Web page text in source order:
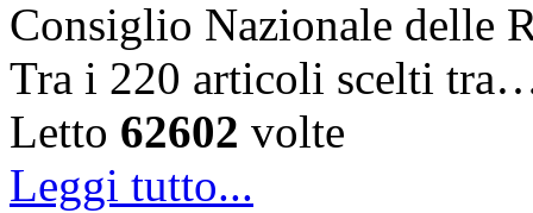
Consiglio Nazionale delle
Tra i 220 articoli scelti
Letto 62602 volte
Leggi tutto...